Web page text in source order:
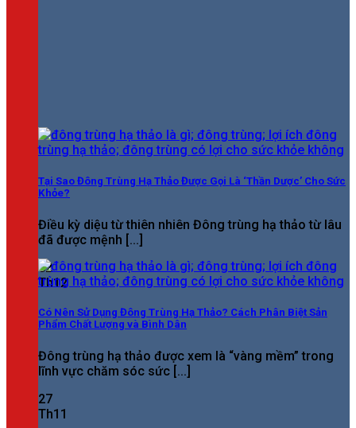
Tại Sao Đông Trùng Hạ Thảo Được Gọi Là ‘Thần Dược’ Cho Sức
Khỏe?
Điều kỳ diệu từ thiên nhiên Đông trùng hạ thảo từ lâu
đã được mệnh [...]
02
Th12
Có Nên Sử Dụng Đông Trùng Hạ Thảo? Cách Phân Biệt Sản
Phẩm Chất Lượng và Bình Dân
Đông trùng hạ thảo được xem là “vàng mềm” trong
lĩnh vực chăm sóc sức [...]
27
Th11